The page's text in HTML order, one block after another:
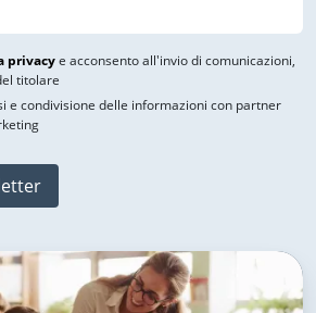
privacye acconsento all'invio di comunicazioni,
titolare
e condivisione delle informazioni con partner